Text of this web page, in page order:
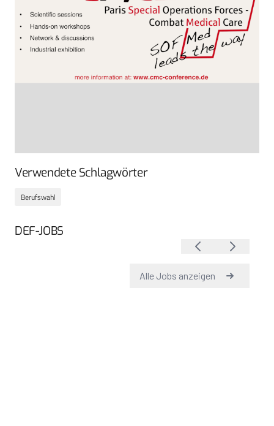
Verwendete Schlagwörter
Berufswahl
DEF-JOBS